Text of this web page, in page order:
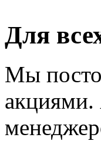
Для
Мы
акциями.